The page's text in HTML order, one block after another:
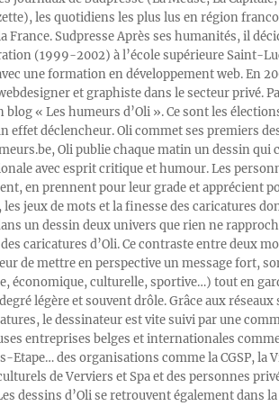
les quotidiens les plus lus en région
France. Sudpresse Après ses humanités, il
(1999-2002) à l’école supérieure Saint-
une formation en développement web. En
et graphiste dans le secteur privé.
blog « Les humeurs d’Oli ». Ce sont les
effet déclencheur. Oli commet ses premiers
Oli publie chaque matin un dessin qui
avec esprit critique et humour. Les
en prennent pour leur grade et apprécient
jeux de mots et la finesse des caricatures
un dessin deux univers que rien ne
caricatures d’Oli. Ce contraste entre deux
de mettre en perspective un message fort,
économique, culturelle, sportive…) tout en
légère et souvent drôle. Grâce aux réseaux
le dessinateur est vite suivi par une
entreprises belges et internationales
Etape… des organisations comme la CGSP, la
de Verviers et Spa et des personnes
dessins d’Oli se retrouvent également dans